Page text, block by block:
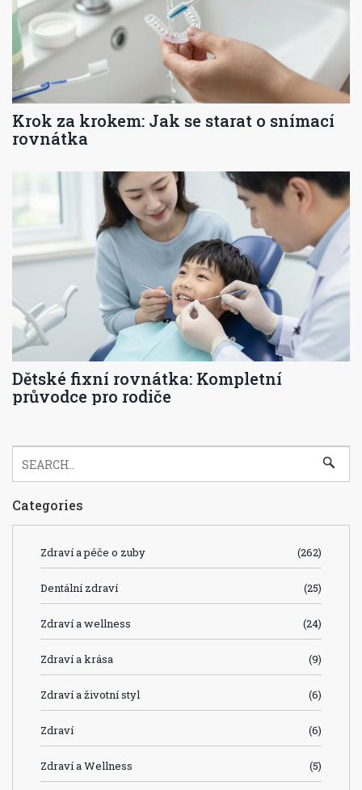
Krok za krokem: Jak se starat o snímací
rovnátka
Dětské fixní rovnátka: Kompletní
průvodce pro rodiče
Categories
Zdraví a péče o zuby (262)
Dentální zdraví (25)
Zdraví a wellness (24)
Zdraví a krása (9)
Zdraví a životní styl (6)
Zdraví (6)
Zdraví a Wellness (5)